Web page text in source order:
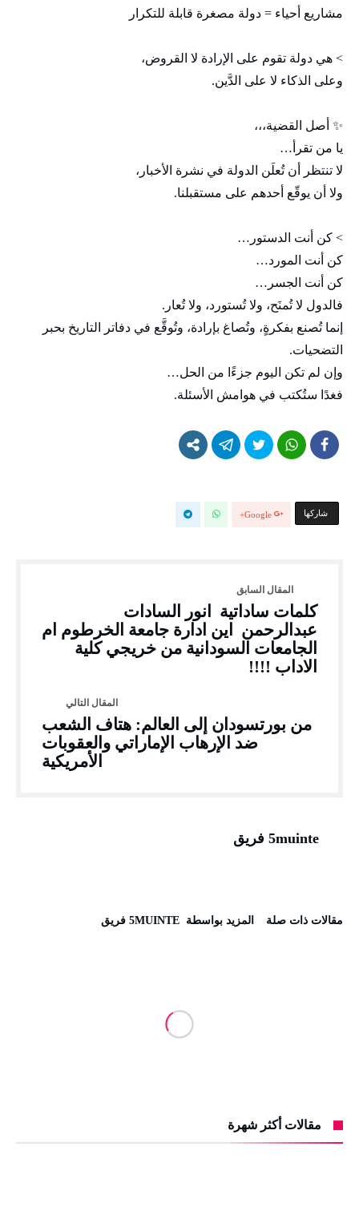
مشاريع أحياء = دولة مصغرة قابلة للتكرار
> هي دولة تقوم على الإرادة لا القروض،
وعلى الذكاء لا على الدَّين.
✨ أصل القضية،،،
يا من تقرأ…
لا تنتظر أن تُعلَن الدولة في نشرة الأخبار،
ولا أن يوقّع أحدهم على مستقبلنا.
> كن أنت الدستور…
كن أنت المورد…
كن أنت الجسر…
فالدول لا تُمنَح، ولا تُستورد، ولا تُعار.
إنما تُصنع بفكرةٍ، وتُصاغ بإرادة، وتُوقَّع في دفاتر التاريخ بحبر
التضحيات.
وإن لم تكن اليوم جزءًا من الحل…
فغدًا ستُكتب في هوامش الأسئلة.
‫‫ شاركها‬ Google+
كلمات ساداتية انور السادات
عبدالرحمن اين ادارة جامعة الخرطوم ام
الجامعات السودانية من خريجي كلية
الاداب !!!!
من بورتسودان إلى العالم: هتاف الشعب
ضد الإرهاب الإماراتي والعقوبات
الأمريكية
5muinte فريق
‫مقالات ذات صلة‬ ‫‫المزيد بواسطة‬ ‬ 5MUINTE فريق
مقالات أكثر شهرة